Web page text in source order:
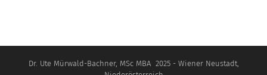
Dr. Ute Mürwald-Bachner, MSc MBA 2025 - Wiener Neustadt,